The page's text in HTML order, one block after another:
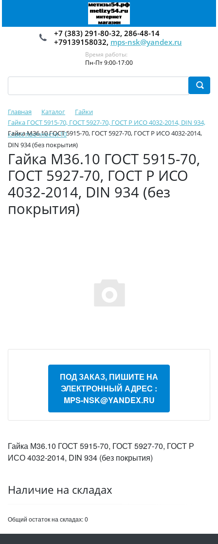
+7 (383) 291-80-32, 286-48-14
+79139158032, mps-nsk@yandex.ru
Время работы:
Пн-Пт 9:00-17:00
Главная Каталог
Гайки
Гайка ГОСТ 5915-70, ГОСТ 5927-70, ГОСТ Р ИСО 4032-2014, DIN 934,
класс прочности 10
Гайка М36.10 ГОСТ 5915-70, ГОСТ 5927-70, ГОСТ Р ИСО 4032-2014,
DIN 934 (без покрытия)
Гайка М36.10 ГОСТ 5915-70,
ГОСТ 5927-70, ГОСТ Р ИСО
4032-2014, DIN 934 (без
покрытия)
ПОД ЗАКАЗ, ПИШИТЕ НА
ЭЛЕКТРОННЫЙ АДРЕС :
MPS-NSK@YANDEX.RU
Гайка М36.10 ГОСТ 5915-70, ГОСТ 5927-70, ГОСТ Р
ИСО 4032-2014, DIN 934 (без покрытия)
Наличие на складах
Общий остаток на складах:0